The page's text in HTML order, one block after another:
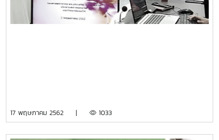
17 พฤษภาคม 2562 | 1033